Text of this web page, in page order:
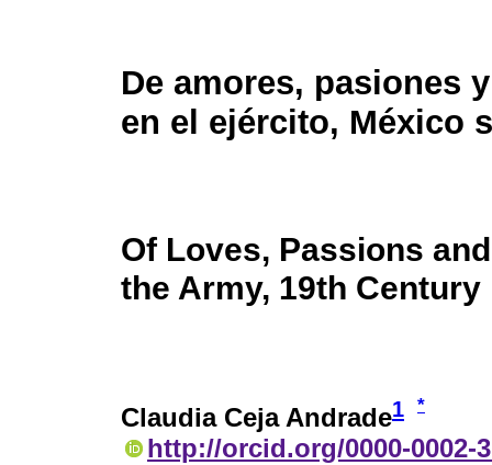
De amores, pasiones
en el ejército, México
Of Loves, Passions
the Army, 19th Century
Claudia Ceja Andrade1 *
http://orcid.org/0000-0002-